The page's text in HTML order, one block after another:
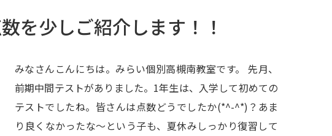
を少しご紹介します！！
みなさんこんにちは。みらい個別高槻南教室です。 先月、
前期中間テストがありました。1年生は、入学して初めての
テストでしたね。皆さんは点数どうでしたか(*^-^*)？あま
り良くなかったな～という子も、夏休みしっかり復習して